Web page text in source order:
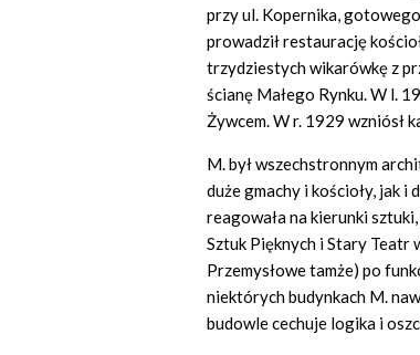
przy ul. Kopernika,
prowadził restaurację
trzydziestych wikarówkę z
ścianę Małego Rynku. W l.
Żywcem. W r. 1929 wzniósł
M. był wszechstronnym
duże gmachy i kościoły, jak
reagowała na kierunki
Sztuk Pięknych i Stary Teatr
Przemysłowe tamże) po
niektórych budynkach M.
budowle cechuje logika i